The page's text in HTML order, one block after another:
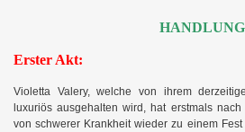
HANDLUNG
Erster Akt:
Violetta Valery, welche von ihrem
luxuriös ausgehalten wird, hat erstmals
von schwerer Krankheit wieder zu einem